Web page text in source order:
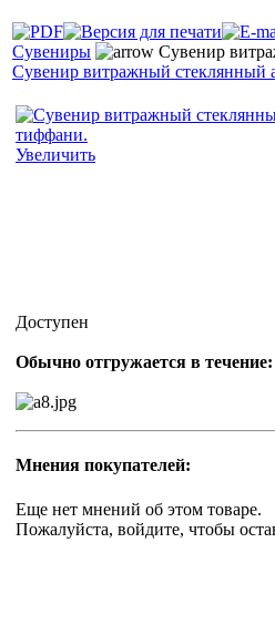
Сувениры
Сувенир
Сувенир витражный стеклянный
Увеличить
Доступен
Обычно отгружается в течение:
Мнения покупателей:
Еще нет мнений об этом товаре.
Пожалуйста, войдите, чтобы